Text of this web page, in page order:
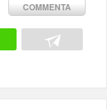
COMMENTA